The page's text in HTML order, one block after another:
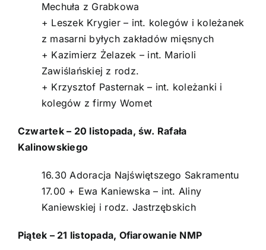
Mechuła z Grabkowa
+ Leszek Krygier – int. kolegów i koleżanek
z masarni byłych zakładów mięsnych
+ Kazimierz Żelazek – int. Marioli
Zawiślańskiej z rodz.
+ Krzysztof Pasternak – int. koleżanki i
kolegów z firmy Womet
Czwartek – 20 listopada, św. Rafała
Kalinowskiego
16.30 Adoracja Najświętszego Sakramentu
17.00 + Ewa Kaniewska – int. Aliny
Kaniewskiej i rodz. Jastrzębskich
Piątek – 21 listopada, Ofiarowanie NMP